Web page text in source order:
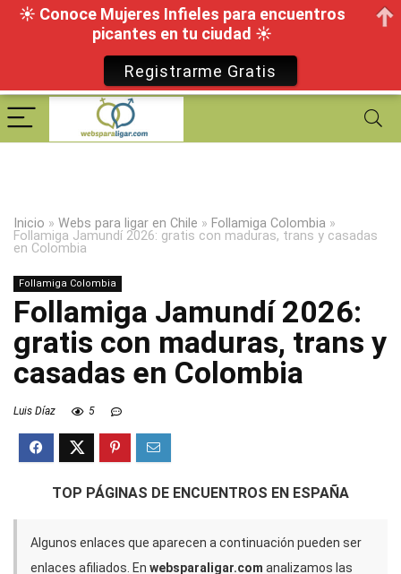
Inicio » Webs para ligar en Chile » Follamiga Colombia »
Follamiga Jamundí 2026: gratis con maduras, trans y casadas
en Colombia
Follamiga Colombia
Follamiga Jamundí 2026:
gratis con maduras, trans y
casadas en Colombia
Luis Díaz 5
TOP PÁGINAS DE ENCUENTROS EN ESPAÑA
Algunos enlaces que aparecen a continuación pueden ser
enlaces afiliados. En websparaligar.com analizamos las
☀ Conoce Mujeres Infieles para encuentros
picantes en tu ciudad ☀
Registrarme Gratis